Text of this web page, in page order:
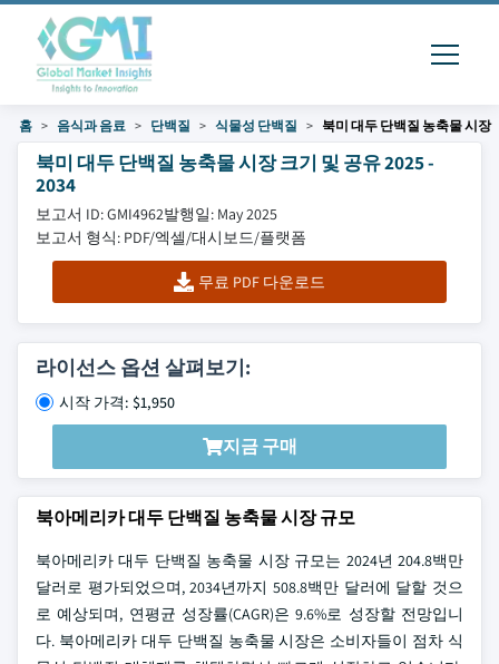
홈 음식과 음료 단백질 식물성 단백질 북미 대두 단백질 농축물 시장
북미 대두 단백질 농축물 시장 크기 및 공유 2025 -
2034
보고서 ID: GMI4962발행일: May 2025
보고서 형식: PDF/엑셀/대시보드/플랫폼
무료 PDF 다운로드
라이선스 옵션 살펴보기:
시작 가격: $1,950
지금 구매
북아메리카 대두 단백질 농축물 시장 규모
북아메리카 대두 단백질 농축물 시장 규모는 2024년 204.8백만
달러로 평가되었으며, 2034년까지 508.8백만 달러에 달할 것으
로 예상되며, 연평균 성장률(CAGR)은 9.6%로 성장할 전망입니
다. 북아메리카 대두 단백질 농축물 시장은 소비자들이 점차 식